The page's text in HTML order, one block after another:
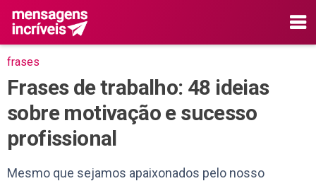
frases
Frases de trabalho: 48 ideias
sobre motivação e sucesso
profissional
Mesmo que sejamos apaixonados pelo nosso